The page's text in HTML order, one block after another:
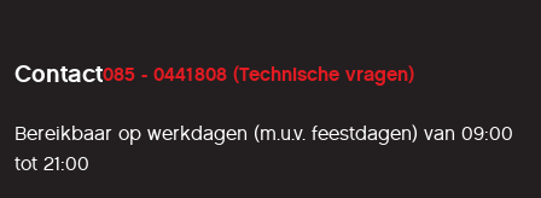
Contact085 - 0441808 (Technische vragen)
Bereikbaar op werkdagen (m.u.v. feestdagen) van 09:00
tot 21:00